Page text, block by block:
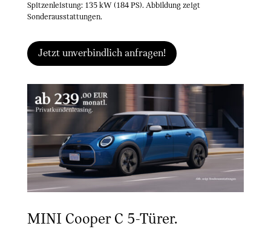
Spitzenleistung: 135 kW (184 PS). Abbildung zeigt
Sonderausstattungen.
Jetzt unverbindlich anfragen!
MINI Cooper C 5-Türer.